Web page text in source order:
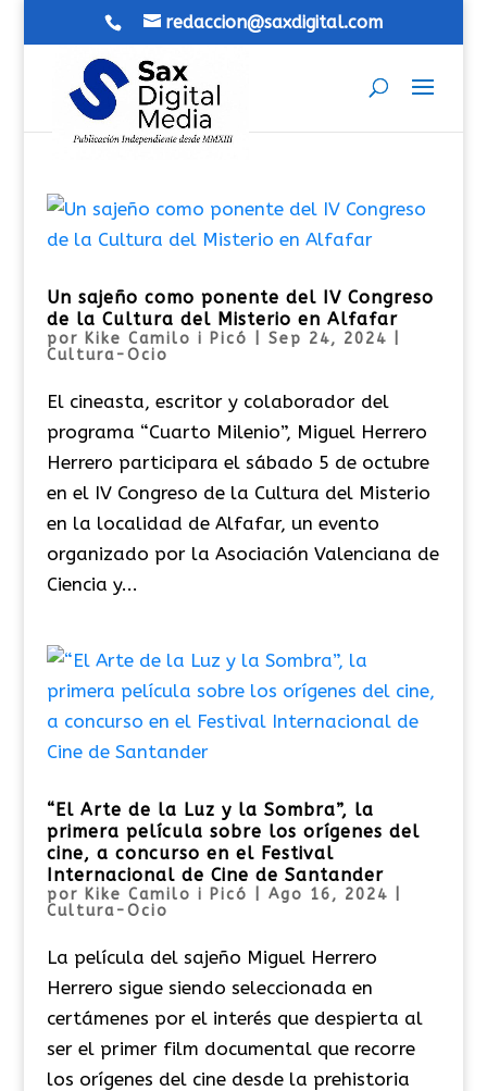
redaccion@saxdigital.com
Un sajeño como ponente del IV Congreso
de la Cultura del Misterio en Alfafar
por Kike Camilo i Picó Sep 24, 2024
Cultura-Ocio
El cineasta, escritor y colaborador del
programa “Cuarto Milenio”, Miguel Herrero
Herrero participara el sábado 5 de octubre
en el IV Congreso de la Cultura del Misterio
en la localidad de Alfafar, un evento
organizado por la Asociación Valenciana de
Ciencia y...
“El Arte de la Luz y la Sombra”, la
primera película sobre los orígenes del
cine, a concurso en el Festival
Internacional de Cine de Santander
por Kike Camilo i Picó Ago 16, 2024
Cultura-Ocio
La película del sajeño Miguel Herrero
Herrero sigue siendo seleccionada en
certámenes por el interés que despierta al
ser el primer film documental que recorre
los orígenes del cine desde la prehistoria